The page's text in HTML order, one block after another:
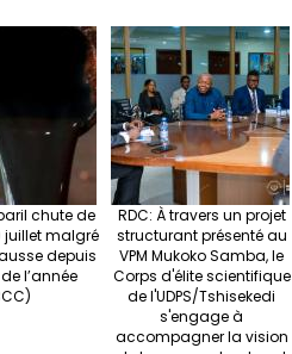
chute de
juillet malgré
depuis
l’année
RDC: À travers un projet
structurant présenté au
VPM Mukoko Samba, le
Corps d'élite scientifique
de l'UDPS/Tshisekedi
s'engage à
accompagner la vision